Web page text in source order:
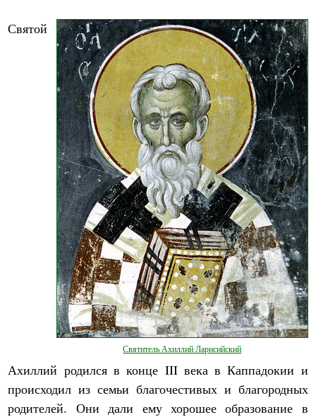
Святитель Ахиллий Ларисийский
Святой
Ахиллий родился в конце III века в Каппадокии и
происходил из семьи благочестивых и благородных
родителей. Они дали ему хорошее образование в